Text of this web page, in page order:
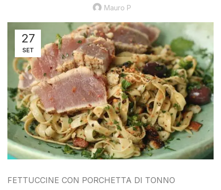
Mauro P
27
SET
FETTUCCINE CON PORCHETTA DI TONNO